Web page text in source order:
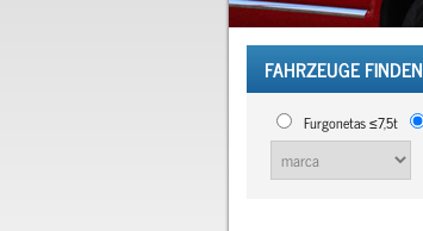
FAHRZEUGE FINDEN
Furgonetas ≤7,5t